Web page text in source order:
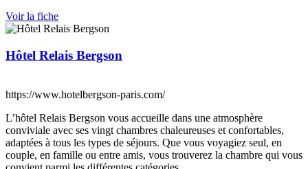
Voir la fiche
Hôtel Relais Bergson
https://www.hotelbergson-paris.com/
L’hôtel Relais Bergson vous accueille dans une atmosphère
conviviale avec ses vingt chambres chaleureuses et confortables,
adaptées à tous les types de séjours. Que vous voyagiez seul, en
couple, en famille ou entre amis, vous trouverez la chambre qui vous